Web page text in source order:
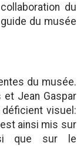
du
du musée
du musée.
et Jean Gaspar
visuel:
ainsi mis sur
que sur le